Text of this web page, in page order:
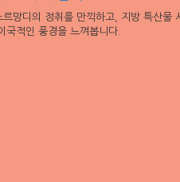
르망디의 정취를 만끽하고, 지방 특산
국적인 풍경을 느껴봅니다.